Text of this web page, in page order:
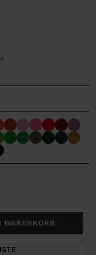
WARENKORB